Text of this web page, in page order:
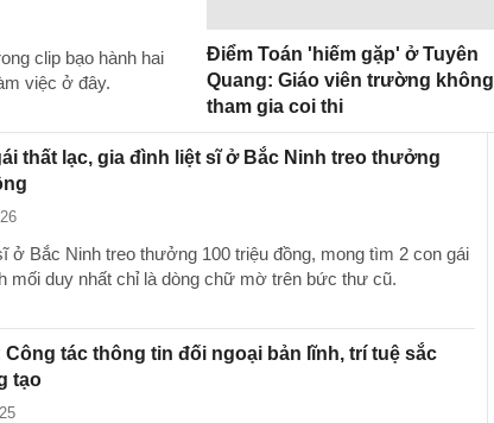
clip bạo hành hai
việc ở đây.
Điểm Toán 'hiếm gặp' ở Tuyên
Quang: Giáo viên trường không
tham gia coi thi
thất lạc, gia đình liệt sĩ ở Bắc Ninh treo thưởng
ở Bắc Ninh treo thưởng 100 triệu đồng, mong tìm 2 con gái
mối duy nhất chỉ là dòng chữ mờ trên bức thư cũ.
tác thông tin đối ngoại bản lĩnh, trí tuệ sắc
tạo